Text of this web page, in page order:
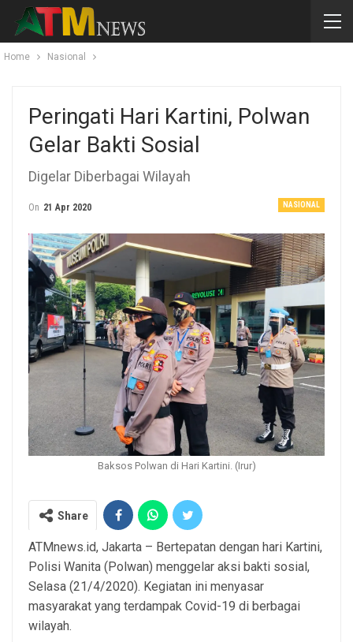
Home Nasional
Peringati Hari Kartini, Polwan
Gelar Bakti Sosial
Digelar Diberbagai Wilayah
NASIONAL
On 21 Apr 2020
Baksos Polwan di Hari Kartini. (Irur)
Share
ATMnews.id, Jakarta – Bertepatan dengan hari Kartini,
Polisi Wanita (Polwan) menggelar aksi bakti sosial,
Selasa (21/4/2020). Kegiatan ini menyasar
masyarakat yang terdampak Covid-19 di berbagai
wilayah.